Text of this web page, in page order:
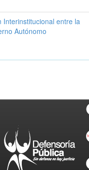
Interinstitucional entre la
Autónomo